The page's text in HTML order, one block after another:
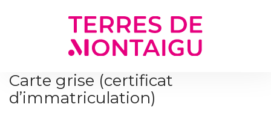
Carte grise (certificat
d’immatriculation)